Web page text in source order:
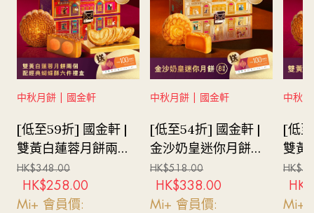
中秋月餅 | 國金軒
[低至59折] 國金軒 |
雙黃白蓮蓉月餅兩個
配蝴蝶酥六件禮券
HK$348.00
HK$258.00
Mi+ 會員價:
中秋月餅 | 國金軒
[低至54折] 國金軒 |
金沙奶皇迷你月餅禮
券
HK$518.00
HK$338.00
Mi+ 會員價:
中秋
[低
雙黃
HK$
HK$
Mi+